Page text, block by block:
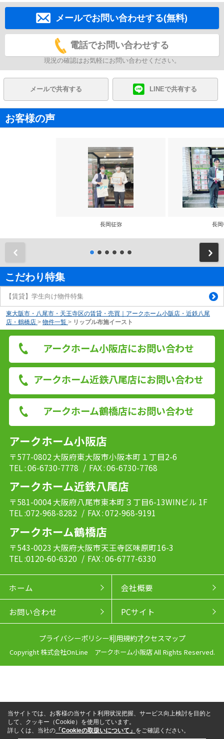
メールでお問い合わせする(無料)
電話でお問い合わせする
現況の確認はお気軽にお問い合わせください。
メールで共有する LINEで共有する
お客様の声
長岡征弥 長岡
こだわり特集
【賃貸】学生向け物件特集
東大阪市・八尾市・天王寺区の賃貸・売買｜アークホーム小阪店・近鉄八尾
店・鶴橋店 > 物件一覧 > リップル布施イースト
アークホーム小阪店にお問い合わせ
アークホーム近鉄八尾店にお問い合わせ
アークホーム鶴橋店にお問い合わせ
アークホーム小阪店
〒577-0802 大阪府東大阪市小阪本町１丁目2-6
TEL : 06-6730-7778 / FAX : 06-6730-7768
アークホーム近鉄八尾店
〒581-0004 大阪府八尾市東本町３丁目6-13WINビル 1F
TEL :072-968-8282 / FAX : 072-968-9191
アークホーム鶴橋店
〒543-0023 大阪府大阪市天王寺区味原町16-3
TEL :0120-60-6320 / FAX : 06-6777-6330
ホーム 会社概要
お問い合わせ PCサイト
プライバシーポリシー利用規約アクセスマップ
Copyright 株式会社OnLine アークホーム小阪店 All Rights Reserved.
当サイトでは、お客様の当サイト利用状況把握、サービス向上検討を目的と
して、クッキー（Cookie）を使用しています。
詳しくは、当社の 「Cookieの取扱いについて」 をご確認ください。